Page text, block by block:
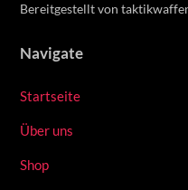
Bereitgestellt von
Navigate
Startseite
Über uns
Shop